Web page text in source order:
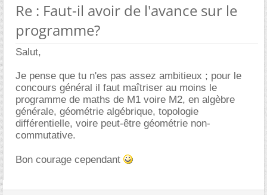
Re : Faut-il avoir de l'avance sur le
programme?
Salut,
Je pense que tu n'es pas assez ambitieux ; pour le
concours général il faut maîtriser au moins le
programme de maths de M1 voire M2, en algèbre
générale, géométrie algébrique, topologie
différentielle, voire peut-être géométrie non-
commutative.
Bon courage cependant